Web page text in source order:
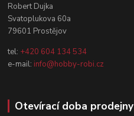
Robert Dujka
Svatoplukova 60a
79601 Prostějov
tel: +420 604 134 534
e-mail: info@hobby-robi.cz
Otevírací doba prodejny